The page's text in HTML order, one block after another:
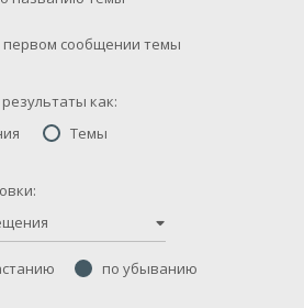
первом сообщении темы
как:
Темы
по убыванию